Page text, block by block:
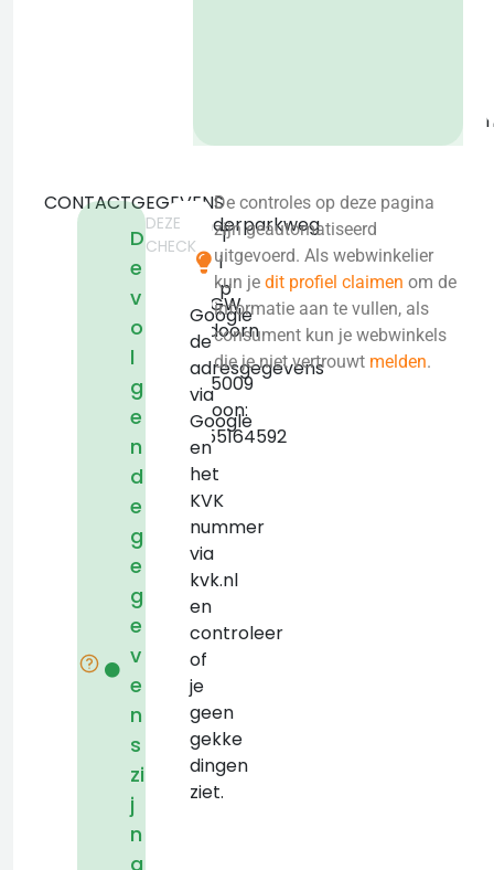
CONTACTGEGEVENS
D
e
v
o
l
g
e
n
d
e
g
e
g
e
v
e
n
s
zi
j
n
g
Hoenderparkweg
88
7335GW
Apeldoorn
08025009
Telefoon:
+31655164592
T
i
p
Google
de
adresgegevens
via
Google
en
het
KVK
nummer
via
kvk.nl
en
controleer
of
je
geen
gekke
dingen
ziet.
DEZE
CHECK
De controles op deze pagina
zijn geautomatiseerd
uitgevoerd. Als webwinkelier
kun je dit profiel claimen om de
informatie aan te vullen, als
consument kun je webwinkels
die je niet vertrouwt melden.